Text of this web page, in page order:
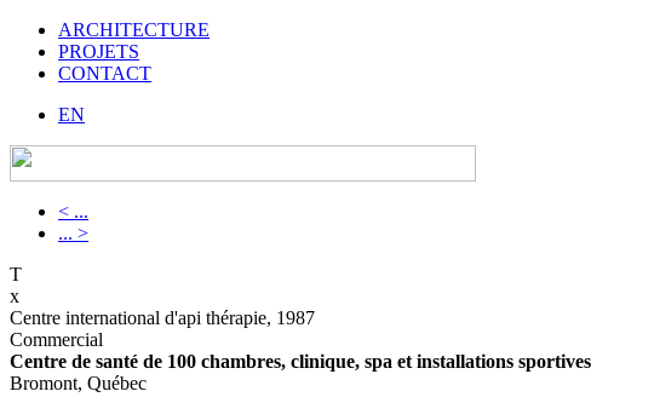
ARCHITECTURE
PROJETS
CONTACT
EN
< ...
... >
T
x
Centre international d'api thérapie, 1987
Commercial
Centre de santé de 100 chambres, clinique, spa et installations sportives
Bromont, Québec